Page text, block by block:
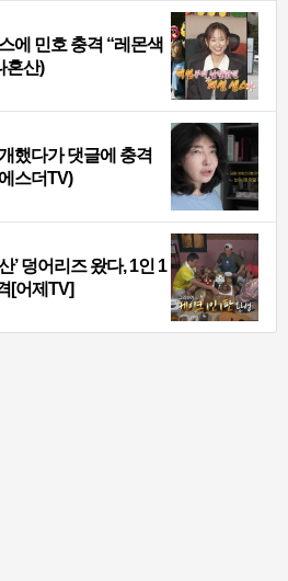
에 민호 충격 “레몬색
혼산)
했다가 댓글에 충격
스더TV)
’ 덩어리즈 왔다, 1인 1
[어제TV]